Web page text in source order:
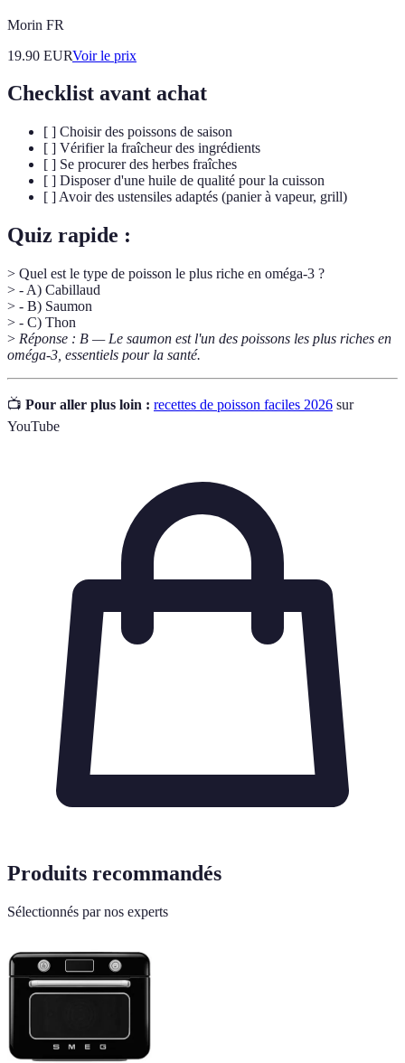
Morin FR
19.90 EURVoir le prix
Checklist avant achat
[ ] Choisir des poissons de saison
[ ] Vérifier la fraîcheur des ingrédients
[ ] Se procurer des herbes fraîches
[ ] Disposer d'une huile de qualité pour la cuisson
[ ] Avoir des ustensiles adaptés (panier à vapeur, grill)
Quiz rapide :
> Quel est le type de poisson le plus riche en oméga-3 ?
> - A) Cabillaud
> - B) Saumon
> - C) Thon
> Réponse : B — Le saumon est l'un des poissons les plus riches en
oméga-3, essentiels pour la santé.
📺 Pour aller plus loin : recettes de poisson faciles 2026 sur
YouTube
Produits recommandés
Sélectionnés par nos experts